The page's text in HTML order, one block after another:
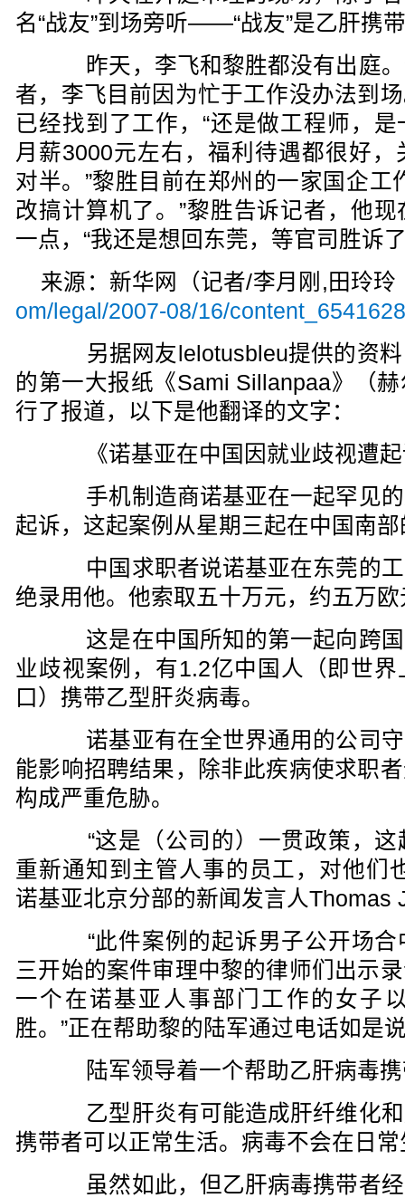
名“战友”到场旁听——“战友”是乙肝携
昨天，李飞和黎胜都没有出庭。
者，李飞目前因为忙于工作没办法到
已经找到了工作，“还是做工程师，
月薪3000元左右，福利待遇都很好
对半。”黎胜目前在郑州的一家国企工
改搞计算机了。”黎胜告诉记者，他
一点，“我还是想回东莞，等官司胜诉
来源：新华网（记者/李月刚,田玲
om/legal/2007-08/16/
另据网友lelotusbleu提供的资料
的第一大报纸《Sami Sillanpaa》（
行了报道，以下是他翻译的文字：
《诺基亚在中国因就业歧视遭起
手机制造商诺基亚在一起罕见的
起诉，这起案例从星期三起在中国南
中国求职者说诺基亚在东莞的工
绝录用他。他索取五十万元，约五万
这是在中国所知的第一起向跨国
业歧视案例，有1.2亿中国人（即世
口）携带乙型肝炎病毒。
诺基亚有在全世界通用的公司守
能影响招聘结果，除非此疾病使求职
构成严重危胁。
“这是（公司的）一贯政策，这
重新通知到主管人事的员工，对他们
诺基亚北京分部的新闻发言人Thomas
“此件案例的起诉男子公开场合
三开始的案件审理中黎的律师们出示
一个在诺基亚人事部门工作的女子
胜。”正在帮助黎的陆军通过电话如是
陆军领导着一个帮助乙肝病毒携
乙型肝炎有可能造成肝纤维化和
携带者可以正常生活。病毒不会在日
虽然如此，但乙肝病毒携带者经